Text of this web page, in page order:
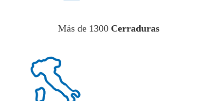
Más de 1300 Cerraduras